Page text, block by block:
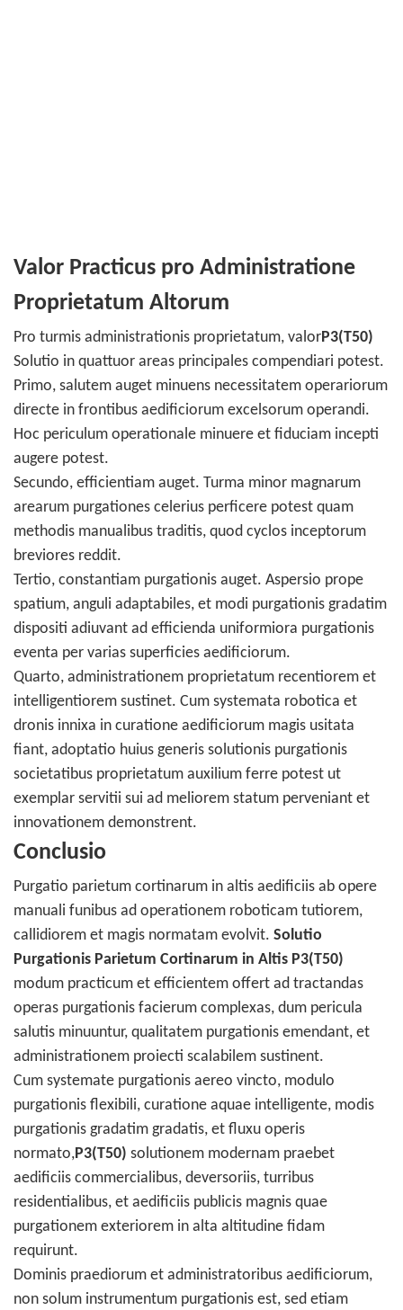
Valor Practicus pro Administratione
Proprietatum Altorum
Pro turmis administrationis proprietatum, valorP3(T50)
Solutio in quattuor areas principales compendiari potest.
Primo, salutem auget minuens necessitatem operariorum
directe in frontibus aedificiorum excelsorum operandi.
Hoc periculum operationale minuere et fiduciam incepti
augere potest.
Secundo, efficientiam auget. Turma minor magnarum
arearum purgationes celerius perficere potest quam
methodis manualibus traditis, quod cyclos inceptorum
breviores reddit.
Tertio, constantiam purgationis auget. Aspersio prope
spatium, anguli adaptabiles, et modi purgationis gradatim
dispositi adiuvant ad efficienda uniformiora purgationis
eventa per varias superficies aedificiorum.
Quarto, administrationem proprietatum recentiorem et
intelligentiorem sustinet. Cum systemata robotica et
dronis innixa in curatione aedificiorum magis usitata
fiant, adoptatio huius generis solutionis purgationis
societatibus proprietatum auxilium ferre potest ut
exemplar servitii sui ad meliorem statum perveniant et
innovationem demonstrent.
Conclusio
Purgatio parietum cortinarum in altis aedificiis ab opere
manuali funibus ad operationem roboticam tutiorem,
callidiorem et magis normatam evolvit. Solutio
Purgationis Parietum Cortinarum in Altis P3(T50)
modum practicum et efficientem offert ad tractandas
operas purgationis facierum complexas, dum pericula
salutis minuuntur, qualitatem purgationis emendant, et
administrationem proiecti scalabilem sustinent.
Cum systemate purgationis aereo vincto, modulo
purgationis flexibili, curatione aquae intelligente, modis
purgationis gradatim gradatis, et fluxu operis
normato,P3(T50) solutionem modernam praebet
aedificiis commercialibus, deversoriis, turribus
residentialibus, et aedificiis publicis magnis quae
purgationem exteriorem in alta altitudine fidam
requirunt.
Dominis praediorum et administratoribus aedificiorum,
non solum instrumentum purgationis est, sed etiam